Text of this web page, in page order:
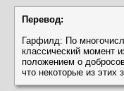
Перевод:
Гарфилд: По
классический момент
положением о
что некоторые из этих